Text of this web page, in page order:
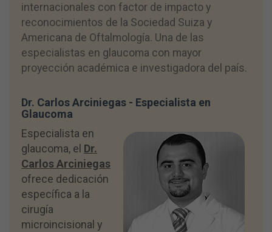
internacionales con factor de impacto y
reconocimientos de la Sociedad Suiza y
Americana de Oftalmología. Una de las
especialistas en glaucoma con mayor
proyección académica e investigadora del país.
Dr. Carlos Arciniegas - Especialista en
Glaucoma
Especialista en
glaucoma, el Dr.
Carlos Arciniegas
ofrece dedicación
específica a la
cirugía
microincisional y